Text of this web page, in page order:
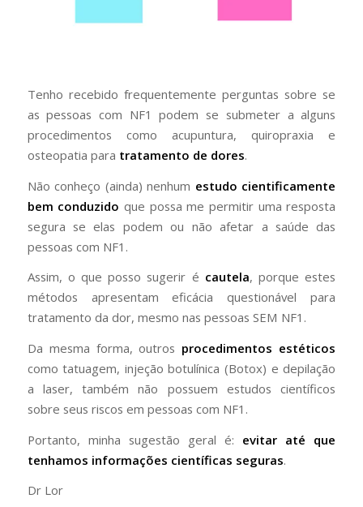
Tenho recebido frequentemente perguntas sobre se
as pessoas com NF1 podem se submeter a alguns
procedimentos como acupuntura, quiropraxia e
osteopatia para tratamento de dores.
Não conheço (ainda) nenhum estudo cientificamente
bem conduzido que possa me permitir uma resposta
segura se elas podem ou não afetar a saúde das
pessoas com NF1.
Assim, o que posso sugerir é cautela, porque estes
métodos apresentam eficácia questionável para
tratamento da dor, mesmo nas pessoas SEM NF1.
Da mesma forma, outros procedimentos estéticos
como tatuagem, injeção botulínica (Botox) e depilação
a laser, também não possuem estudos científicos
sobre seus riscos em pessoas com NF1.
Portanto, minha sugestão geral é: evitar até que
tenhamos informações científicas seguras.
Dr Lor